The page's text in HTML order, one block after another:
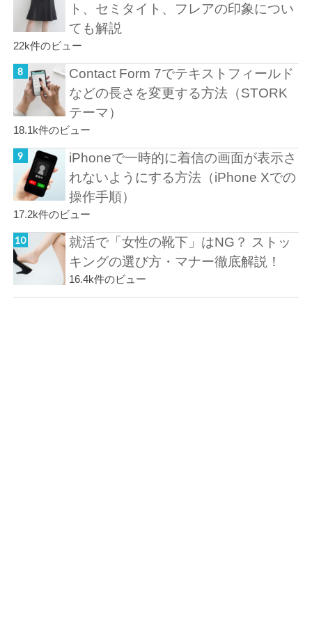
ト、セミタイト、フレアの印象につい
ても解説
22k件のビュー
Contact Form 7でテキストフィールド
などの長さを変更する方法（STORK
テーマ）
18.1k件のビュー
iPhoneで一時的に着信の画面が表示さ
れないようにする方法（iPhone Xでの
操作手順）
17.2k件のビュー
就活で「女性の靴下」はNG？ ストッ
キングの選び方・マナー徹底解説！
16.4k件のビュー